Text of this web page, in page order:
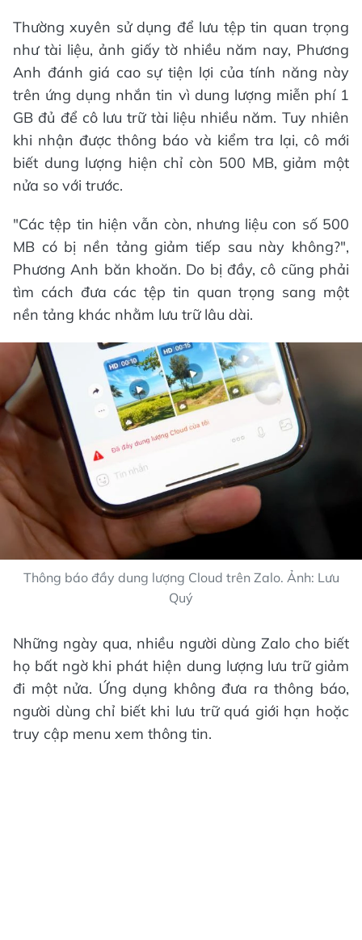
Thường xuyên sử dụng để lưu tệp tin quan trọng
như tài liệu, ảnh giấy tờ nhiều năm nay, Phương
Anh đánh giá cao sự tiện lợi của tính năng này
trên ứng dụng nhắn tin vì dung lượng miễn phí 1
GB đủ để cô lưu trữ tài liệu nhiều năm. Tuy nhiên
khi nhận được thông báo và kiểm tra lại, cô mới
biết dung lượng hiện chỉ còn 500 MB, giảm một
nửa so với trước.
"Các tệp tin hiện vẫn còn, nhưng liệu con số 500
MB có bị nền tảng giảm tiếp sau này không?",
Phương Anh băn khoăn. Do bị đầy, cô cũng phải
tìm cách đưa các tệp tin quan trọng sang một
nền tảng khác nhằm lưu trữ lâu dài.
Thông báo đầy dung lượng Cloud trên Zalo. Ảnh: Lưu
Quý
Những ngày qua, nhiều người dùng Zalo cho biết
họ bất ngờ khi phát hiện dung lượng lưu trữ giảm
đi một nửa. Ứng dụng không đưa ra thông báo,
người dùng chỉ biết khi lưu trữ quá giới hạn hoặc
truy cập menu xem thông tin.